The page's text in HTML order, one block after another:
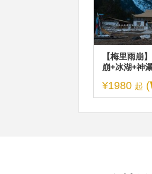
【梅里雨崩
崩+冰湖+神
¥1980 起 (